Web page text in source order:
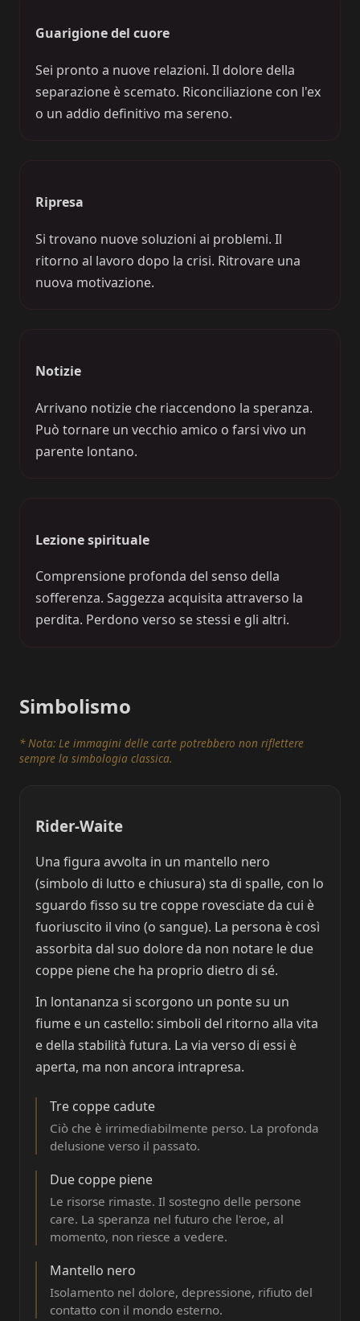
Guarigione del cuore
Sei pronto a nuove relazioni. Il dolore della
separazione è scemato. Riconciliazione con l'ex
o un addio definitivo ma sereno.
Ripresa
Si trovano nuove soluzioni ai problemi. Il
ritorno al lavoro dopo la crisi. Ritrovare una
nuova motivazione.
Notizie
Arrivano notizie che riaccendono la speranza.
Può tornare un vecchio amico o farsi vivo un
parente lontano.
Lezione spirituale
Comprensione profonda del senso della
sofferenza. Saggezza acquisita attraverso la
perdita. Perdono verso se stessi e gli altri.
Simbolismo
* Nota: Le immagini delle carte potrebbero non riflettere
sempre la simbologia classica.
Rider-Waite
Una figura avvolta in un mantello nero
(simbolo di lutto e chiusura) sta di spalle, con lo
sguardo fisso su tre coppe rovesciate da cui è
fuoriuscito il vino (o sangue). La persona è così
assorbita dal suo dolore da non notare le due
coppe piene che ha proprio dietro di sé.
In lontananza si scorgono un ponte su un
fiume e un castello: simboli del ritorno alla vita
e della stabilità futura. La via verso di essi è
aperta, ma non ancora intrapresa.
Tre coppe cadute
Ciò che è irrimediabilmente perso. La profonda
delusione verso il passato.
Due coppe piene
Le risorse rimaste. Il sostegno delle persone
care. La speranza nel futuro che l'eroe, al
momento, non riesce a vedere.
Mantello nero
Isolamento nel dolore, depressione, rifiuto del
contatto con il mondo esterno.